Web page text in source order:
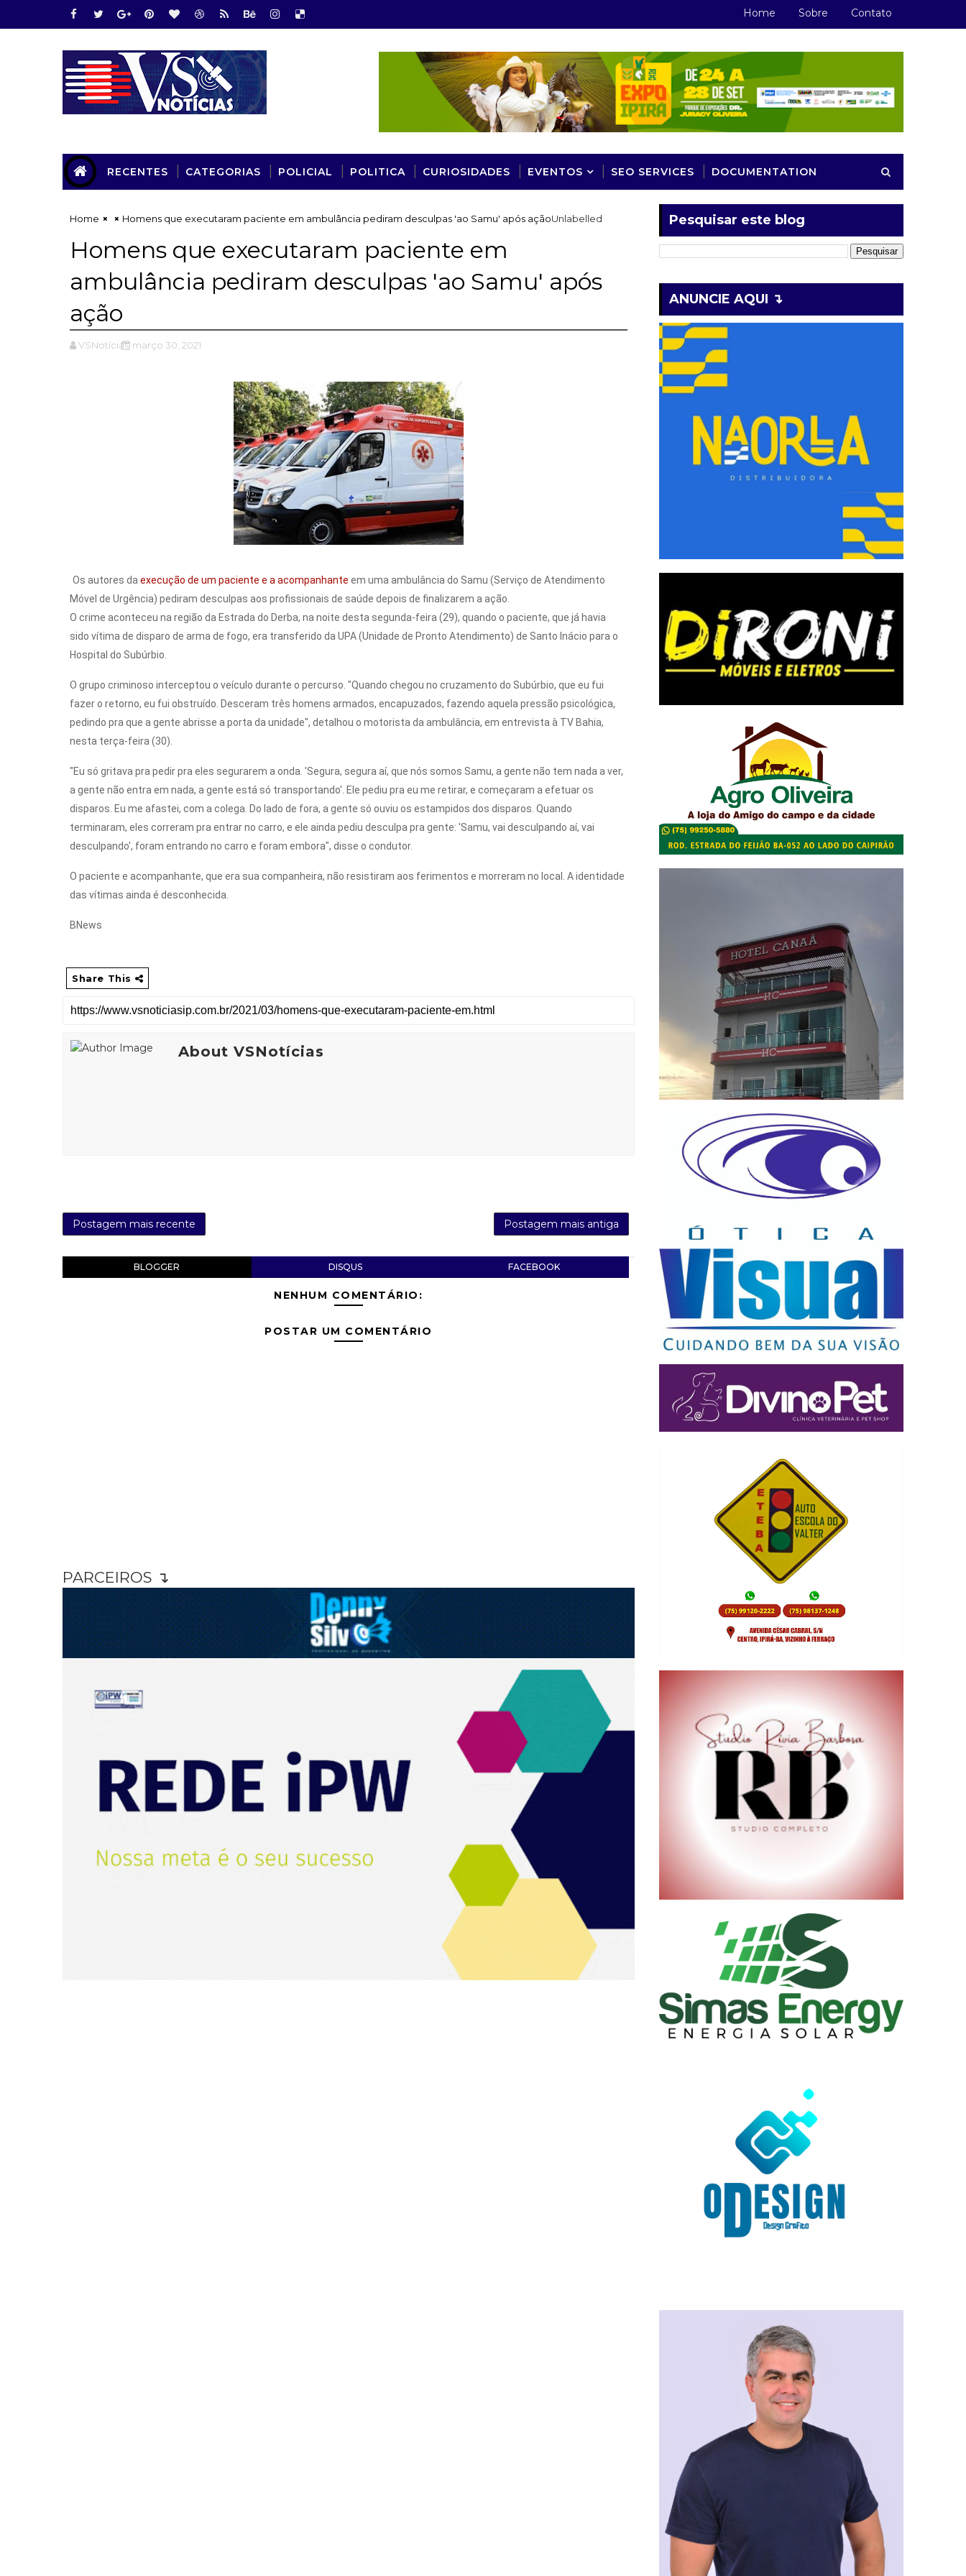
Home Sobre Contato
RECENTES CATEGORIAS POLICIAL POLITICA CURIOSIDADES EVENTOS SEO SERVICES DOCUMENTATION
Home Unlabelled
Homens que executaram paciente em ambulância pediram desculpas 'ao Samu' após ação
Homens que executaram paciente em
ambulância pediram desculpas 'ao Samu' após
ação
VSNotícias março 30, 2021
Os autores da execução de um paciente e a acompanhante em uma ambulância do Samu (Serviço de Atendimento
Móvel de Urgência) pediram desculpas aos profissionais de saúde depois de finalizarem a ação.
O crime aconteceu na região da Estrada do Derba, na noite desta segunda-feira (29), quando o paciente, que já havia
sido vítima de disparo de arma de fogo, era transferido da UPA (Unidade de Pronto Atendimento) de Santo Inácio para o
Hospital do Subúrbio.
O grupo criminoso interceptou o veículo durante o percurso. "Quando chegou no cruzamento do Subúrbio, que eu fui
fazer o retorno, eu fui obstruído. Desceram três homens armados, encapuzados, fazendo aquela pressão psicológica,
pedindo pra que a gente abrisse a porta da unidade", detalhou o motorista da ambulância, em entrevista à TV Bahia,
nesta terça-feira (30).
"Eu só gritava pra pedir pra eles segurarem a onda. 'Segura, segura aí, que nós somos Samu, a gente não tem nada a ver,
a gente não entra em nada, a gente está só transportando'. Ele pediu pra eu me retirar, e começaram a efetuar os
disparos. Eu me afastei, com a colega. Do lado de fora, a gente só ouviu os estampidos dos disparos. Quando
terminaram, eles correram pra entrar no carro, e ele ainda pediu desculpa pra gente: 'Samu, vai desculpando aí, vai
desculpando', foram entrando no carro e foram embora", disse o condutor.
O paciente e acompanhante, que era sua companheira, não resistiram aos ferimentos e morreram no local. A identidade
das vítimas ainda é desconhecida.
BNews
Share This
About VSNotícias
Postagem mais recente Postagem mais antiga
BLOGGER DISQUS FACEBOOK
NENHUM COMENTÁRIO:
POSTAR UM COMENTÁRIO
PARCEIROS ↴
Pesquisar este blog
ANUNCIE AQUI ↴